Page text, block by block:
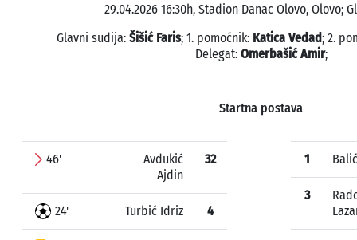
29.04.2026 16:30h, Stadion Danac Olovo, Olovo;
Glavni sudija: Šišić Faris; 1. pomoćnik: Katica Vedad; 2.
Delegat: Omerbašić Amir;
Startna postava
46'
Avdukić
Ajdin
32
24' Turbić Idriz 4
1
3